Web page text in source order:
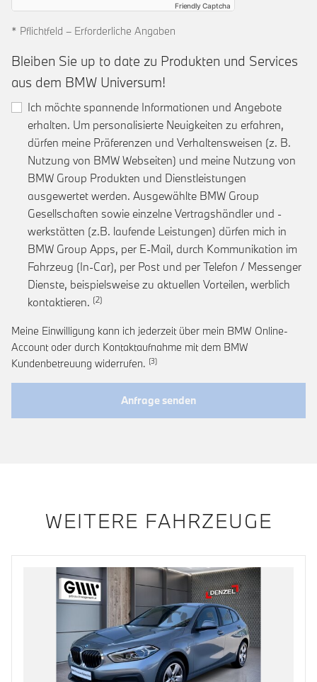
Friendly Captcha
* Pflichtfeld – Erforderliche Angaben
Bleiben Sie up to date zu Produkten und Services
aus dem BMW Universum!
Ich möchte spannende Informationen und Angebote
erhalten. Um personalisierte Neuigkeiten zu erfahren,
dürfen meine Präferenzen und Verhaltensweisen (z. B.
Nutzung von BMW Webseiten) und meine Nutzung von
BMW Group Produkten und Dienstleistungen
ausgewertet werden. Ausgewählte BMW Group
Gesellschaften sowie einzelne Vertragshändler und -
werkstätten (z.B. laufende Leistungen) dürfen mich in
BMW Group Apps, per E-Mail, durch Kommunikation im
Fahrzeug (In-Car), per Post und per Telefon / Messenger
Dienste, beispielsweise zu aktuellen Vorteilen, werblich
kontaktieren. Link zur Fußnote: Einwilligung zur
Meine Einwilligung kann ich jederzeit über mein BMW Online-
Account oder durch Kontaktaufnahme mit dem BMW
Kundenbetreuung widerrufen. Link zur Fußnote: Widerruf der
Anfrage senden
WEITERE FAHRZEUGE